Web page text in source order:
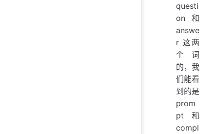
questi
on 和
answe
r 这两
个词
的，我
们能看
到的是
prom
pt 和
compl